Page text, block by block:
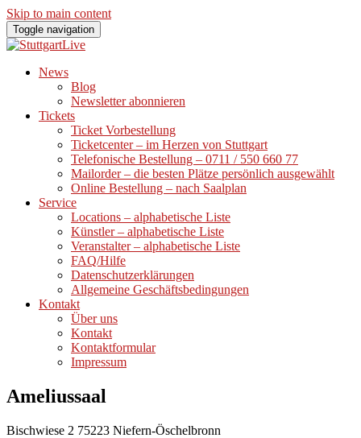
Skip to main content
Toggle navigation
News
Blog
Newsletter abonnieren
Tickets
Ticket Vorbestellung
Ticketcenter – im Herzen von Stuttgart
Telefonische Bestellung – 0711 / 550 660 77
Mailorder – die besten Plätze persönlich ausgewählt
Online Bestellung – nach Saalplan
Service
Locations – alphabetische Liste
Künstler – alphabetische Liste
Veranstalter – alphabetische Liste
FAQ/Hilfe
Datenschutzerklärungen
Allgemeine Geschäftsbedingungen
Kontakt
Über uns
Kontakt
Kontaktformular
Impressum
Ameliussaal
Bischwiese 2 75223 Niefern-Öschelbronn